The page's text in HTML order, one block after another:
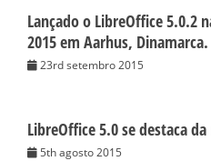
Lançado o LibreOffice 5.0.2
2015 em Aarhus, Dinamarca.
23rd setembro 2015
LibreOffice 5.0 se destaca
5th agosto 2015